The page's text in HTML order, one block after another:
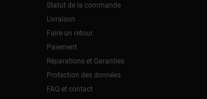
Statut de la commande
Livraison
Faire un retour
Paiement
Réparations et Garanties
Protection des données
FAQ et contact